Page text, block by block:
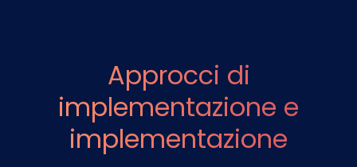
Approcci di
implementazione e
implementazione